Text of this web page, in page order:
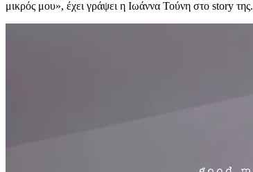
μικρός μου», έχει γράψει η Ιωάννα Τούνη στο story της.